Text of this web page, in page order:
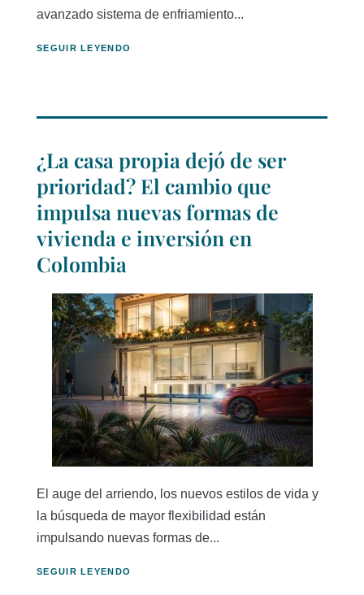
avanzado sistema de enfriamiento...
SEGUIR LEYENDO
¿La casa propia dejó de ser
prioridad? El cambio que
impulsa nuevas formas de
vivienda e inversión en
Colombia
El auge del arriendo, los nuevos estilos de vida y
la búsqueda de mayor flexibilidad están
impulsando nuevas formas de...
SEGUIR LEYENDO